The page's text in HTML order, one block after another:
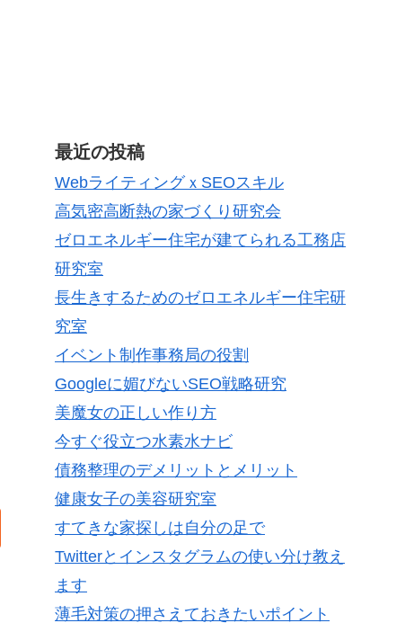
最近の投稿
WebライティングｘSEOスキル
高気密高断熱の家づくり研究会
ゼロエネルギー住宅が建てられる工務店
研究室
長生きするためのゼロエネルギー住宅研
究室
イベント制作事務局の役割
Googleに媚びないSEO戦略研究
美魔女の正しい作り方
今すぐ役立つ水素水ナビ
債務整理のデメリットとメリット
健康女子の美容研究室
すてきな家探しは自分の足で
Twitterとインスタグラムの使い分け教え
ます
薄毛対策の押さえておきたいポイント